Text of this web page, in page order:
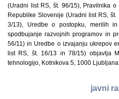
(Uradni list RS, št. 96/15), Pravilnika
Republike Slovenije (Uradni list RS,
3/13), Uredbe o postopku, merilih
spodbujanje razvojnih programov in
56/11) in Uredbe o izvajanju ukrepov
list RS, št. 16/13 in 78/15) objavlja
tehnologijo, Kotnikova 5, 1000 Ljubljana
javni